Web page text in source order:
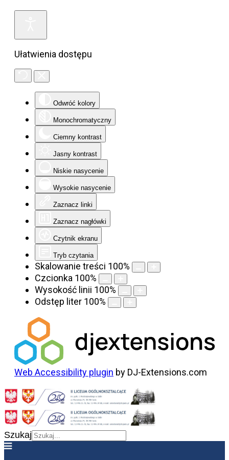
Ułatwienia dostępu
Odwróć kolory
Monochromatyczny
Ciemny kontrast
Jasny kontrast
Niskie nasycenie
Wysokie nasycenie
Zaznacz linki
Zaznacz nagłówki
Czytnik ekranu
Tryb czytania
Skalowanie treści 100%
Czcionka 100%
Wysokość linii 100%
Odstęp liter 100%
Web Accessibility plugin by DJ-Extensions.com
Szukaj